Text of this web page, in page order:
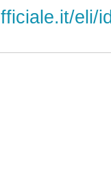
eli/